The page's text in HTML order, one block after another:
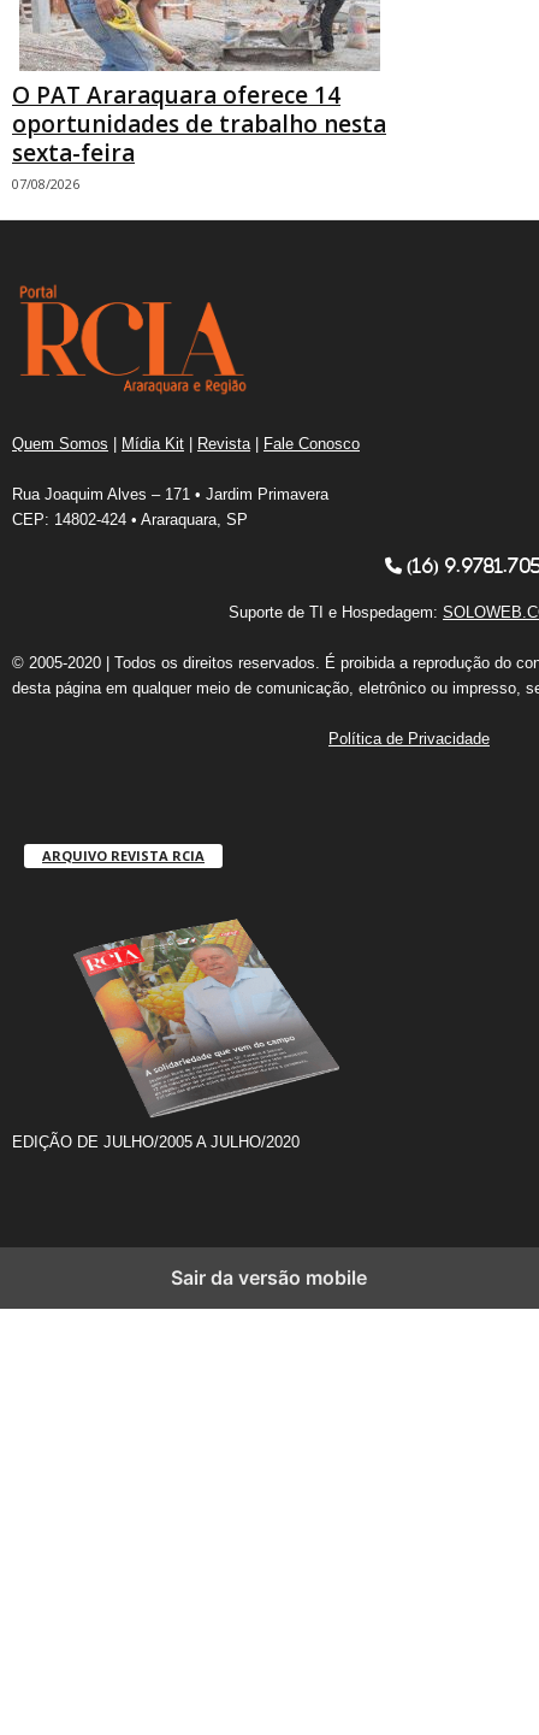
O PAT Araraquara oferece 14
oportunidades de trabalho nesta
sexta-feira
07/08/2026
Quem Somos Mídia Kit Revista Fale Conosco
Rua Joaquim Alves – 171 • Jardim Primavera
CEP: 14802-424 • Araraquara, SP
(16)
Suporte de TI e Hospedagem:
© 2005-2020 | Todos os direitos reservados. É proibida a reprodução do
desta página em qualquer meio de comunicação, eletrônico ou impresso,
Política de Privacidade
ARQUIVO REVISTA RCIA
EDIÇÃO DE JULHO/2005 A JULHO/2020
Sair da versão mobile